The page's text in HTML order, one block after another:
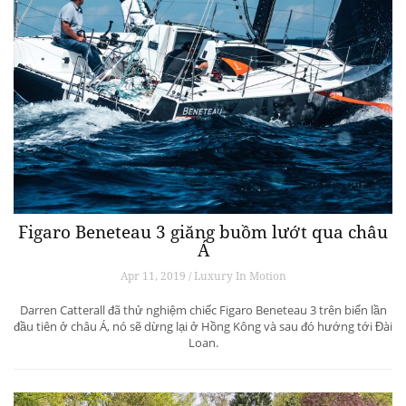
Figaro Beneteau 3 giăng buồm lướt qua châu
Á
Apr 11, 2019 / Luxury In Motion
Darren Catterall đã thử nghiệm chiếc Figaro Beneteau 3 trên biển lần
đầu tiên ở châu Á, nó sẽ dừng lại ở Hồng Kông và sau đó hướng tới Đài
Loan.